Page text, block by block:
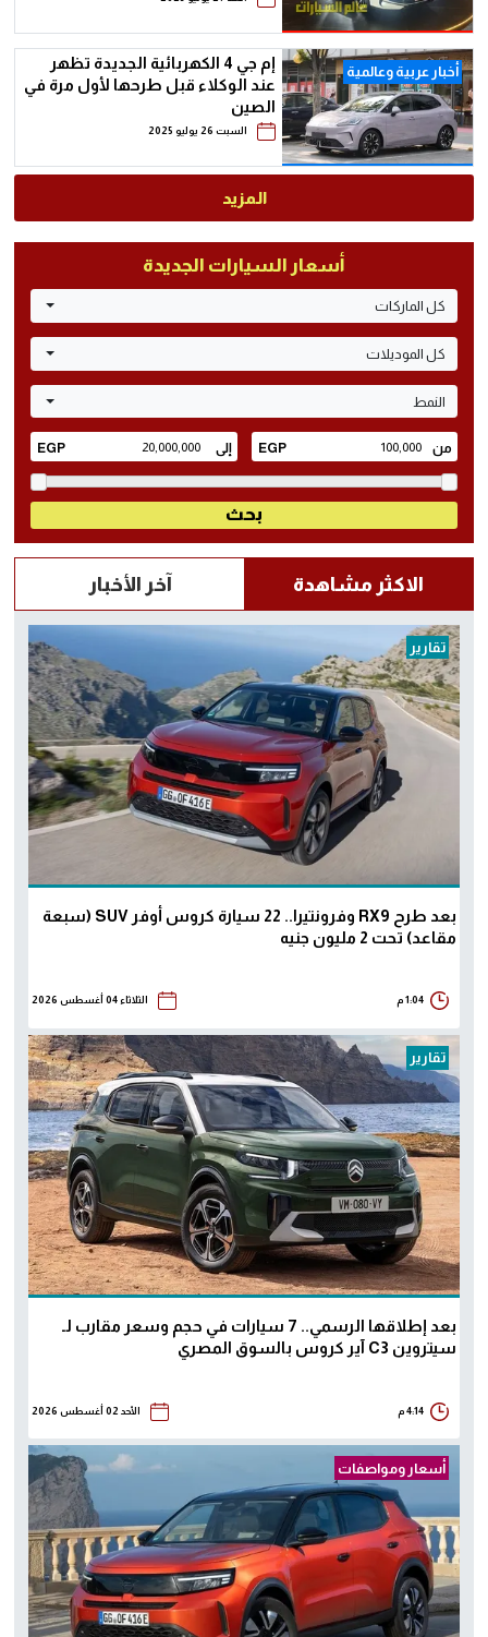
أخبار عربية وعالمية
إم جي 4 الكهربائية الجديدة تظهر
عند الوكلاء قبل طرحها لأول مرة في
الصين
السبت 26 يوليو 2025
المزيد
أسعار السيارات الجديدة
كل الماركات
كل الموديلات
النمط
الاكثر مشاهدة آخر الأخبار
تقارير
بعد طرح RX9 وفرونتيرا.. 22 سيارة كروس أوفر SUV (سبعة
مقاعد) تحت 2 مليون جنيه
1:04 م الثلاثاء 04 أغسطس 2026
تقارير
بعد إطلاقها الرسمي.. 7 سيارات في حجم وسعر مقارب لـ
سيتروين C3 آير كروس بالسوق المصري
4:14 م الأحد 02 أغسطس 2026
أسعار ومواصفات